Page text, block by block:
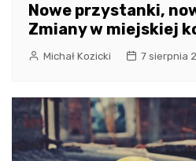
Nowe przystanki,
Zmiany w miejskiej
Michał Kozicki 7 sierpnia